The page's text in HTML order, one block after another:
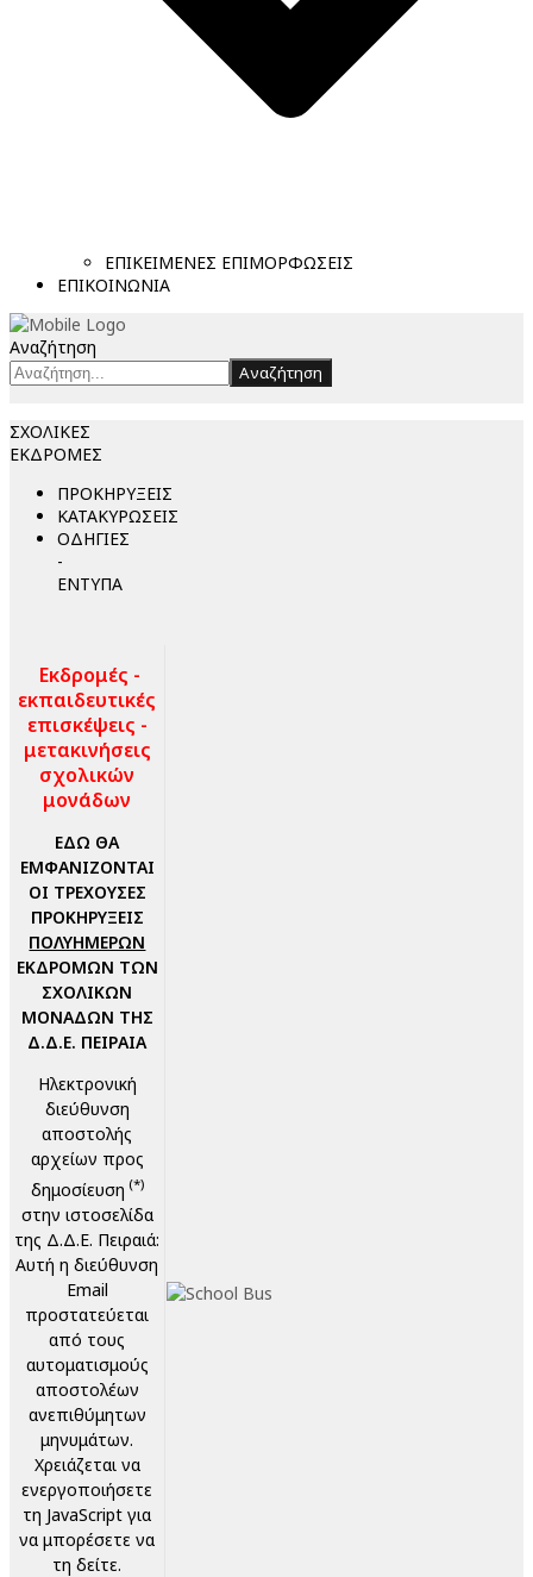
ΕΠΙΚΕΙΜΕΝΕΣ ΕΠΙΜΟΡΦΩΣΕΙΣ
ΕΠΙΚΟΙΝΩΝΙΑ
Αναζήτηση
Αναζήτηση
ΣΧΟΛΙΚΕΣ
ΕΚΔΡΟΜΕΣ
ΠΡΟΚΗΡΥΞΕΙΣ
ΚΑΤΑΚΥΡΩΣΕΙΣ
ΟΔΗΓΙΕΣ
-
ΕΝΤΥΠΑ
Εκδρομές -
εκπαιδευτικές
επισκέψεις -
μετακινήσεις
σχολικών
μονάδων
ΕΔΩ ΘΑ
ΕΜΦΑΝΙΖΟΝΤΑΙ
ΟΙ ΤΡΕΧΟΥΣΕΣ
ΠΡΟΚΗΡΥΞΕΙΣ
ΠΟΛΥΗΜΕΡΩΝ
ΕΚΔΡΟΜΩΝ ΤΩΝ
ΣΧΟΛΙΚΩΝ
ΜΟΝΑΔΩΝ ΤΗΣ
Δ.Δ.Ε. ΠΕΙΡΑΙΑ
Ηλεκτρονική
διεύθυνση
αποστολής
αρχείων προς
δημοσίευση (*)
στην ιστοσελίδα
της Δ.Δ.Ε. Πειραιά:
Αυτή η διεύθυνση
Email
προστατεύεται
από τους
αυτοματισμούς
αποστολέων
ανεπιθύμητων
μηνυμάτων.
Χρειάζεται να
ενεργοποιήσετε
τη JavaScript για
να μπορέσετε να
τη δείτε.